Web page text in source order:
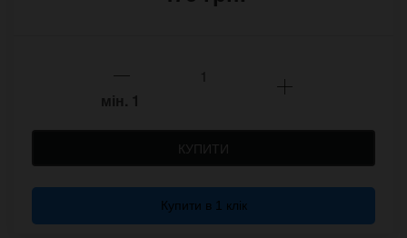
мін. 1
КУПИТИ
Купити в 1 клік